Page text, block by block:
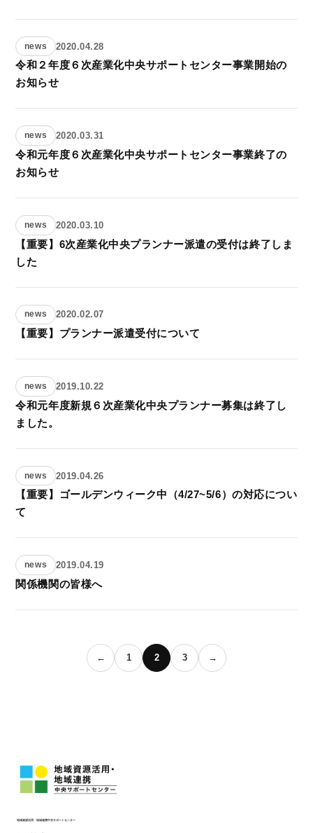
news 2020.04.28
令和２年度６次産業化中央サポートセンター事業開始の
お知らせ
news 2020.03.31
令和元年度６次産業化中央サポートセンター事業終了の
お知らせ
news 2020.03.10
【重要】6次産業化中央プランナー派遣の受付は終了しま
した
news 2020.02.07
【重要】プランナー派遣受付について
news 2019.10.22
令和元年度新規６次産業化中央プランナー募集は終了し
ました。
news 2019.04.26
【重要】ゴールデンウィーク中（4/27~5/6）の対応につい
て
news 2019.04.19
関係機関の皆様へ
← 1 2 3 →
地域資源活用・地域連携中央サポートセンター